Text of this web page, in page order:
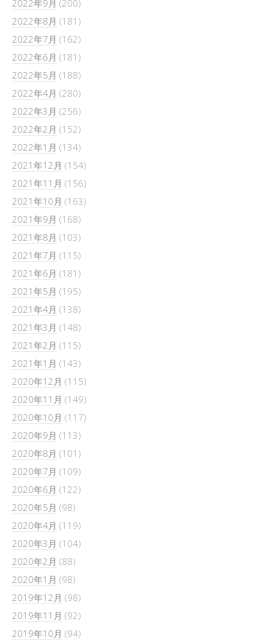
2022年9月 (200)
2022年8月 (181)
2022年7月 (162)
2022年6月 (181)
2022年5月 (188)
2022年4月 (280)
2022年3月 (256)
2022年2月 (152)
2022年1月 (134)
2021年12月 (154)
2021年11月 (156)
2021年10月 (163)
2021年9月 (168)
2021年8月 (103)
2021年7月 (115)
2021年6月 (181)
2021年5月 (195)
2021年4月 (138)
2021年3月 (148)
2021年2月 (115)
2021年1月 (143)
2020年12月 (115)
2020年11月 (149)
2020年10月 (117)
2020年9月 (113)
2020年8月 (101)
2020年7月 (109)
2020年6月 (122)
2020年5月 (98)
2020年4月 (119)
2020年3月 (104)
2020年2月 (88)
2020年1月 (98)
2019年12月 (98)
2019年11月 (92)
2019年10月 (94)